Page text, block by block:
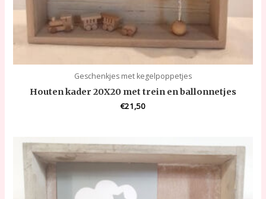
Geschenkjes met kegelpoppetjes
Houten kader 20X20 met trein en ballonnetjes
€21,50